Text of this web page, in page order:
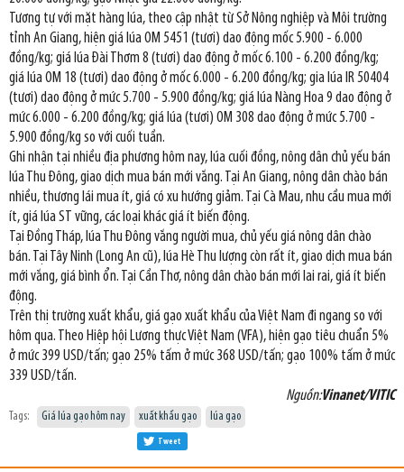
Tương tự với mặt hàng lúa, theo cập nhật từ Sở Nông nghiệp và Môi trường
tỉnh An Giang, hiện giá lúa OM 5451 (tươi) dao động mốc 5.900 - 6.000
đồng/kg; giá lúa Đài Thơm 8 (tươi) dao động ở mốc 6.100 - 6.200 đồng/kg;
giá lúa OM 18 (tươi) dao động ở mốc 6.000 - 6.200 đồng/kg; gia lúa IR 50404
(tươi) dao động ở mức 5.700 - 5.900 đồng/kg; giá lúa Nàng Hoa 9 dao động ở
mức 6.000 - 6.200 đồng/kg; giá lúa (tươi) OM 308 dao động ở mức 5.700 -
5.900 đồng/kg so với cuối tuần.
Ghi nhận tại nhiều địa phương hôm nay, lúa cuối đồng, nông dân chủ yếu bán
lúa Thu Đông, giao dịch mua bán mới vắng. Tại An Giang, nông dân chào bán
nhiều, thương lái mua ít, giá có xu hướng giảm. Tại Cà Mau, nhu cầu mua mới
ít, giá lúa ST vững, các loại khác giá ít biến động.
Tại Đồng Tháp, lúa Thu Đông vắng người mua, chủ yếu giá nông dân chào
bán. Tại Tây Ninh (Long An cũ), lúa Hè Thu lượng còn rất ít, giao dịch mua bán
mới vắng, giá bình ổn. Tại Cần Thơ, nông dân chào bán mới lai rai, giá ít biến
động.
Trên thị trường xuất khẩu, giá gạo xuất khẩu của Việt Nam đi ngang so với
hôm qua. Theo Hiệp hội Lương thực Việt Nam (VFA), hiện gạo tiêu chuẩn 5%
ở mức 399 USD/tấn; gạo 25% tấm ở mức 368 USD/tấn; gạo 100% tấm ở mức
339 USD/tấn.
Nguồn:Vinanet/VITIC
Tags: Giá lúa gạo hôm nay xuất khẩu gạo lúa gạo
Tweet